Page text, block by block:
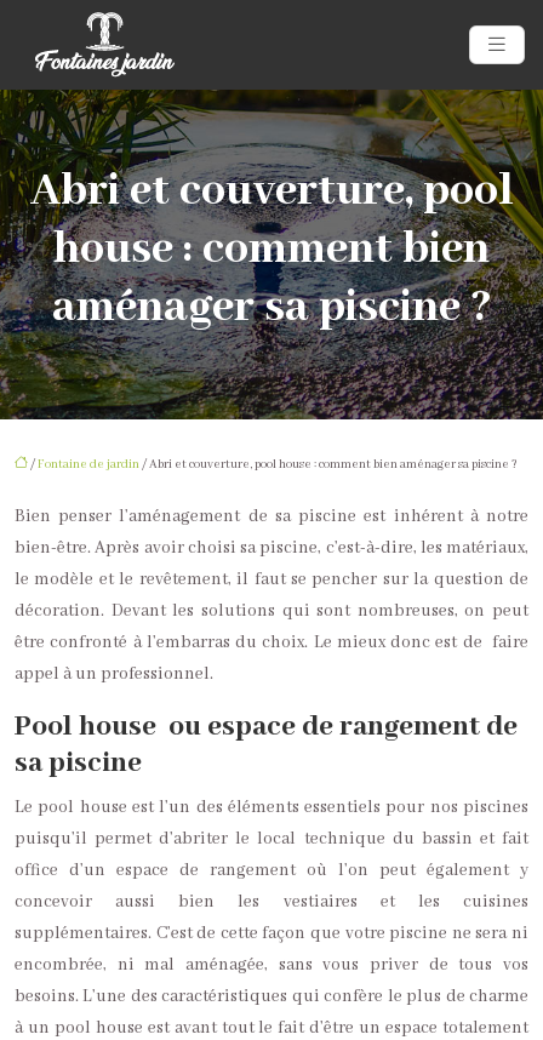
Abri et couverture, pool
house : comment bien
aménager sa piscine ?
/Fontaine de jardin/ Abri et couverture, pool house : comment bien aménager sa piscine ?
Bien penser l’aménagement de sa piscine est inhérent à notre
bien-être. Après avoir choisi sa piscine, c’est-à-dire, les matériaux,
le modèle et le revêtement, il faut se pencher sur la question de
décoration. Devant les solutions qui sont nombreuses, on peut
être confronté à l’embarras du choix. Le mieux donc est de faire
appel à un professionnel.
Pool house ou espace de rangement de
sa piscine
Le pool house est l’un des éléments essentiels pour nos piscines
puisqu’il permet d’abriter le local technique du bassin et fait
office d’un espace de rangement où l’on peut également y
concevoir aussi bien les vestiaires et les cuisines
supplémentaires. C’est de cette façon que votre piscine ne sera ni
encombrée, ni mal aménagée, sans vous priver de tous vos
besoins. L’une des caractéristiques qui confère le plus de charme
à un pool house est avant tout le fait d’être un espace totalement